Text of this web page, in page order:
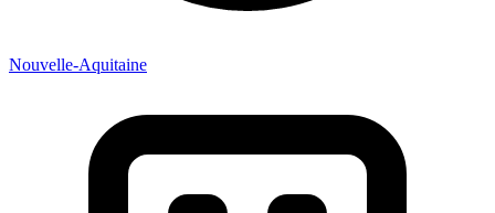
Nouvelle-Aquitaine